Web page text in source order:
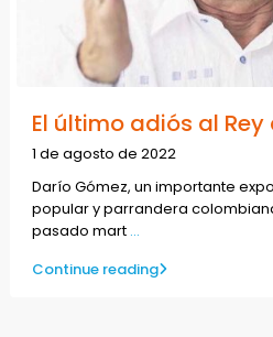
El último adiós al
1 de agosto de 2022
Darío Gómez, un importante
popular y parrandera
pasado mart ...
Continue reading